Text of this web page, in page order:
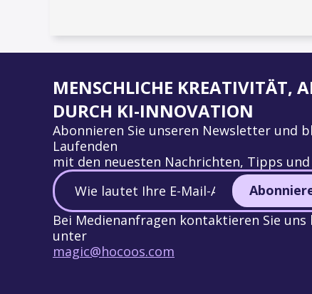
MENSCHLICHE KREATIVITÄT,
DURCH KI-INNOVATION
Abonnieren Sie unseren Newsletter und
Laufenden
mit den neuesten Nachrichten, Tipps
Bei Medienanfragen kontaktieren Sie
unter
magic@hocoos.com